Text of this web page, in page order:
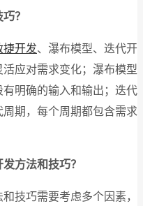
？
捷开发、瀑布模型、迭代开
应对需求变化；瀑布模型
明确的输入和输出；迭代
期，每个周期都包含需求
方法和技巧？
技巧需要考虑多个因素，